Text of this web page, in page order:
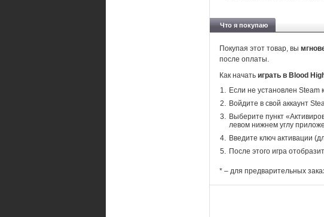
Что я покупаю
Покупая этот товар, вы
после оплаты.
Как начать играть в Blood
Если не установлен Steam
Войдите в свой аккаунт
Выберите пункт
левом нижнем углу
Введите ключ активации
После этого игра
* – для предварительных